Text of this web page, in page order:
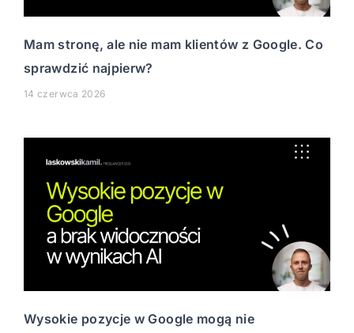
Mam stronę, ale nie mam klientów z Google. Co
sprawdzić najpierw?
14 czerwca 2026
Wysokie pozycje w Google mogą nie